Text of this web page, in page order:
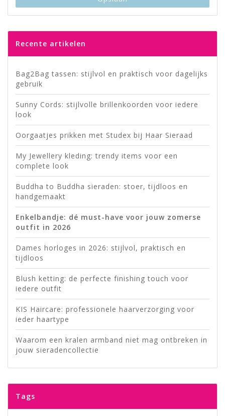
Recente artikelen
Bag2Bag tassen: stijlvol en praktisch voor dagelijks
gebruik
Sunny Cords: stijlvolle brillenkoorden voor iedere
look
Oorgaatjes prikken met Studex bij Haar Sieraad
My Jewellery kleding: trendy items voor een
complete look
Buddha to Buddha sieraden: stoer, tijdloos en
handgemaakt
Enkelbandje: dé must-have voor jouw zomerse
outfit in 2026
Dames horloges in 2026: stijlvol, praktisch en
tijdloos
Blush ketting: de perfecte finishing touch voor
iedere outfit
KIS Haircare: professionele haarverzorging voor
ieder haartype
Waarom een kralen armband niet mag ontbreken in
jouw sieradencollectie
Tags